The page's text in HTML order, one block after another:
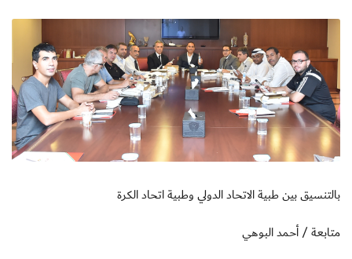
بالتنسيق بين طبية الاتحاد الدولي وطبية اتحاد الكرة
متابعة / أحمد البوهي